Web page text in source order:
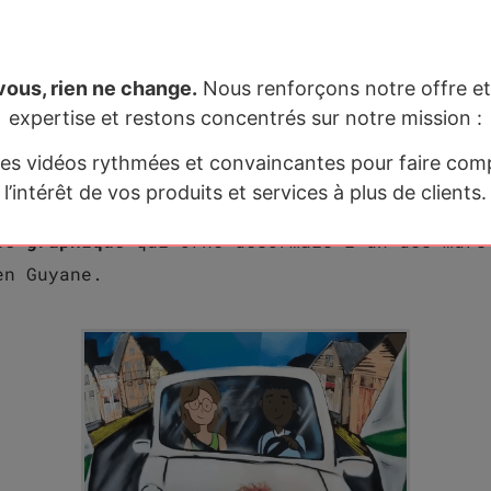
et de likes.
la notoriété et le positionnement
avec un message axé sur sa modernité.
(et surprise !), elle a même fait
graphiquequi orne désormais l’un des
Guyane.
rien ne change. Nous renforçons notre offre
expertise et restons concentrés sur notre mission :
vidéos rythmées et convaincantes pour faire
l’intérêt de vos produits et services à plus de clients.